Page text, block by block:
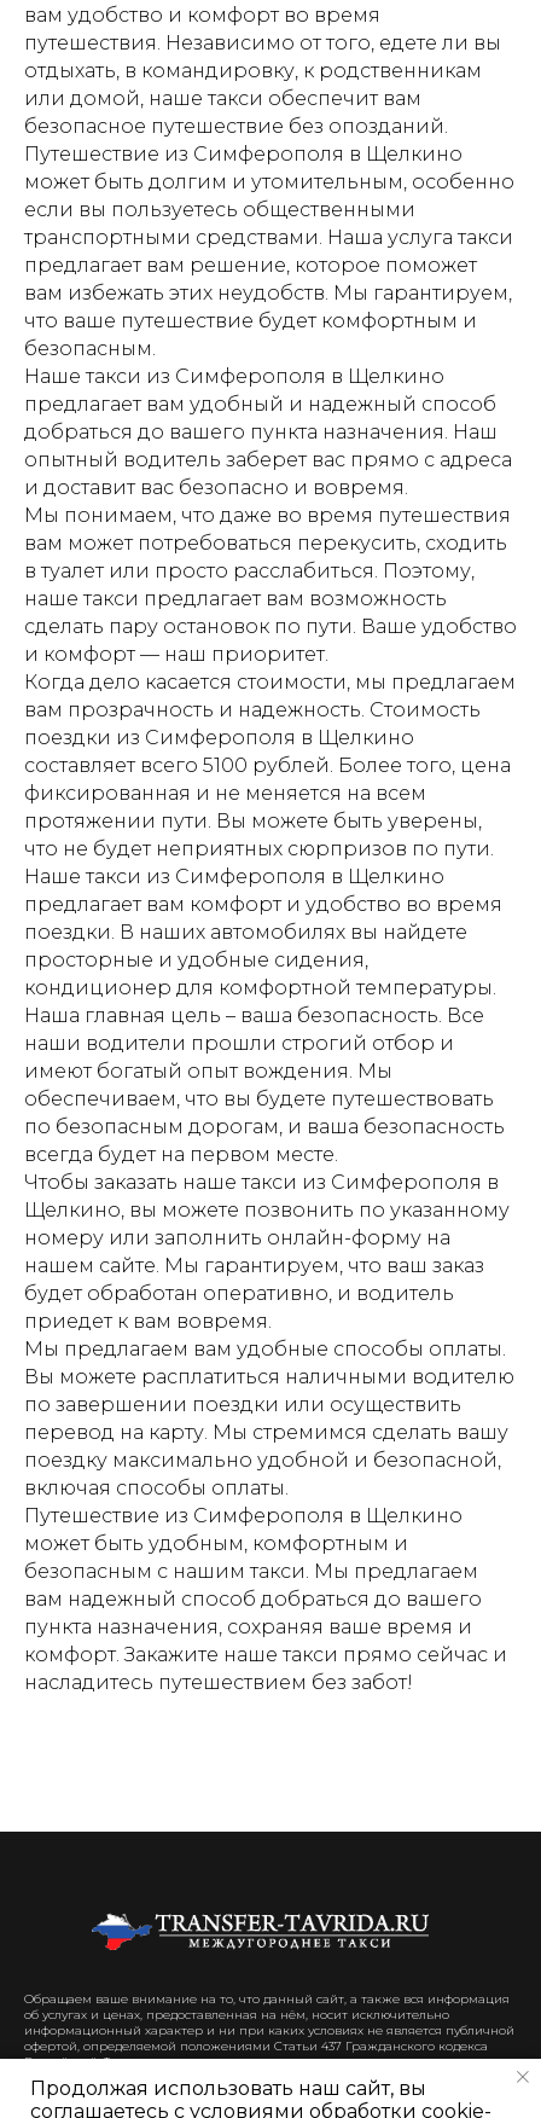
вам удобство и комфорт во время
путешествия. Независимо от того, едете ли вы
отдыхать, в командировку, к родственникам
или домой, наше такси обеспечит вам
безопасное путешествие без опозданий.
Путешествие из Симферополя в Щелкино
может быть долгим и утомительным, особенно
если вы пользуетесь общественными
транспортными средствами. Наша услуга такси
предлагает вам решение, которое поможет
вам избежать этих неудобств. Мы гарантируем,
что ваше путешествие будет комфортным и
безопасным.
Наше такси из Симферополя в Щелкино
предлагает вам удобный и надежный способ
добраться до вашего пункта назначения. Наш
опытный водитель заберет вас прямо с адреса
и доставит вас безопасно и вовремя.
Мы понимаем, что даже во время путешествия
вам может потребоваться перекусить, сходить
в туалет или просто расслабиться. Поэтому,
наше такси предлагает вам возможность
сделать пару остановок по пути. Ваше удобство
и комфорт — наш приоритет.
Когда дело касается стоимости, мы предлагаем
вам прозрачность и надежность. Стоимость
поездки из Симферополя в Щелкино
составляет всего 5100 рублей. Более того, цена
фиксированная и не меняется на всем
протяжении пути. Вы можете быть уверены,
что не будет неприятных сюрпризов по пути.
Наше такси из Симферополя в Щелкино
предлагает вам комфорт и удобство во время
поездки. В наших автомобилях вы найдете
просторные и удобные сидения,
кондиционер для комфортной температуры.
Наша главная цель – ваша безопасность. Все
наши водители прошли строгий отбор и
имеют богатый опыт вождения. Мы
обеспечиваем, что вы будете путешествовать
по безопасным дорогам, и ваша безопасность
всегда будет на первом месте.
Чтобы заказать наше такси из Симферополя в
Щелкино, вы можете позвонить по указанному
номеру или заполнить онлайн-форму на
нашем сайте. Мы гарантируем, что ваш заказ
будет обработан оперативно, и водитель
приедет к вам вовремя.
Мы предлагаем вам удобные способы оплаты.
Вы можете расплатиться наличными водителю
по завершении поездки или осуществить
перевод на карту. Мы стремимся сделать вашу
поездку максимально удобной и безопасной,
включая способы оплаты.
Путешествие из Симферополя в Щелкино
может быть удобным, комфортным и
безопасным с нашим такси. Мы предлагаем
вам надежный способ добраться до вашего
пункта назначения, сохраняя ваше время и
комфорт. Закажите наше такси прямо сейчас и
насладитесь путешествием без забот!
Обращаем ваше внимание на то, что данный сайт, а также вся информация
об услугах и ценах, предоставленная на нём, носит исключительно
информационный характер и ни при каких условиях не является публичной
офертой, определяемой положениями Статьи 437 Гражданского кодекса
Российской Федерации.
Продолжая использовать наш сайт, вы
соглашаетесь с условиями обработки cookie-